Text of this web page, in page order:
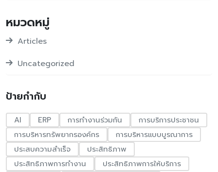
หมวดหมู่
Articles
Uncategorized
ป้ายกำกับ
AI ERP การทำงานร่วมกัน
การบริการประชาชน
การบริหารทรัพยากรองค์กร
การบริหารแบบบูรณาการ
ประสบความสำเร็จ
ประสิทธิภาพ
ประสิทธิภาพการทำงาน
ประสิทธิภาพการให้บริการ